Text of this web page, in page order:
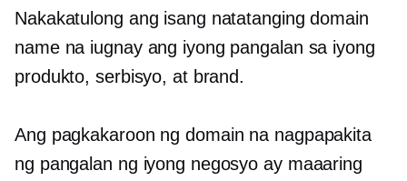
Nakakatulong ang isang natatanging domain
name na iugnay ang iyong pangalan sa iyong
produkto, serbisyo, at brand.
Ang pagkakaroon ng domain na nagpapakita
ng pangalan ng iyong negosyo ay maaaring